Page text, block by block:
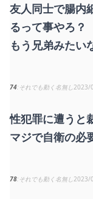
友人同士で腸内
るって事やろ？
もう兄弟みたい
74 それでも動く名無し 2023/
性犯罪に遭うと
マジで自衛の必
78 それでも動く名無し 2023/